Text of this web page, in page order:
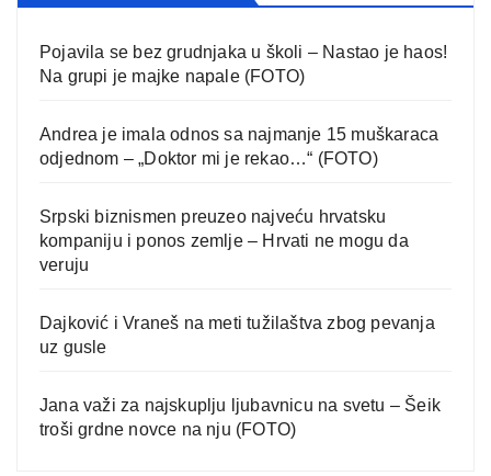
Pojavila se bez grudnjaka u školi – Nastao je haos!
Na grupi je majke napale (FOTO)
Andrea je imala odnos sa najmanje 15 muškaraca
odjednom – „Doktor mi je rekao…“ (FOTO)
Srpski biznismen preuzeo najveću hrvatsku
kompaniju i ponos zemlje – Hrvati ne mogu da
veruju
Dajković i Vraneš na meti tužilaštva zbog pevanja
uz gusle
Jana važi za najskuplju ljubavnicu na svetu – Šeik
troši grdne novce na nju (FOTO)